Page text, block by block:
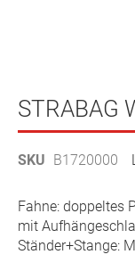
STRABAG
SKU B1720000
Fahne: doppeltes
mit
Ständer+Stange:
Anfang
der
springen